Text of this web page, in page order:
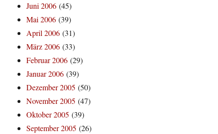
Juni 2006 (45)
Mai 2006 (39)
April 2006 (31)
März 2006 (33)
Februar 2006 (29)
Januar 2006 (39)
Dezember 2005 (50)
November 2005 (47)
Oktober 2005 (39)
September 2005 (26)